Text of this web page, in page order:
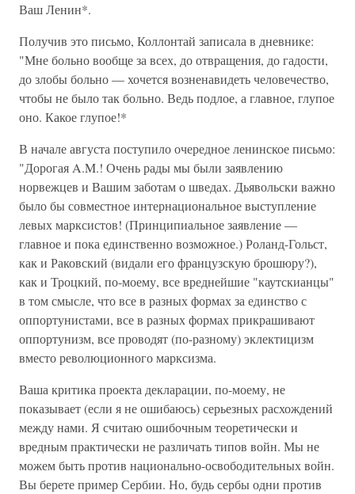
Ваш Ленин*.
Получив это письмо, Коллонтай записала в дневнике:
"Мне больно вообще за всех, до отвращения, до гадости,
до злобы больно — хочется возненавидеть человечество,
чтобы не было так больно. Ведь подлое, а главное, глупое
оно. Какое глупое!*
В начале августа поступило очередное ленинское письмо:
"Дорогая A.M.! Очень рады мы были заявлению
норвежцев и Вашим заботам о шведах. Дьявольски важно
было бы совместное интернациональное выступление
левых марксистов! (Принципиальное заявление —
главное и пока единственно возможное.) Роланд-Гольст,
как и Раковский (видали его французскую брошюру?),
как и Троцкий, по-моему, все вреднейшие "каутскианцы"
в том смысле, что все в разных формах за единство с
оппортунистами, все в разных формах прикрашивают
оппортунизм, все проводят (по-разному) эклектицизм
вместо революционного марксизма.
Ваша критика проекта декларации, по-моему, не
показывает (если я не ошибаюсь) серьезных расхождений
между нами. Я считаю ошибочным теоретически и
вредным практически не различать типов войн. Мы не
можем быть против национально-освободительных войн.
Вы берете пример Сербии. Но, будь сербы одни против